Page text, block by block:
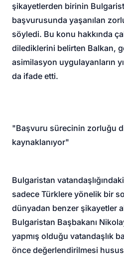
şikayetlerden birinin
başvurusunda yaşanılan
söyledi. Bu konu hakkında
dilediklerini belirten Balkan,
asimilasyon uygulayanların
da ifade etti.
"Başvuru sürecinin zorluğu
kaynaklanıyor"
Bulgaristan
sadece Türklere yönelik bir
dünyadan benzer şikayetler
Bulgaristan Başbakanı
yapmış olduğu vatandaşlık
önce değerlendirilmesi